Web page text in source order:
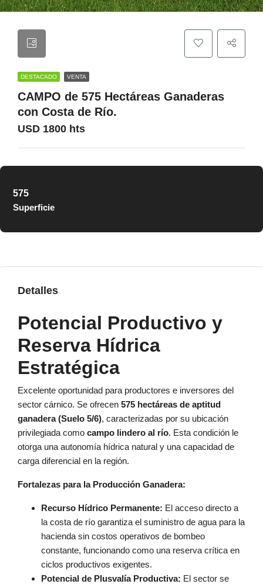
DESTACADO VENTA
CAMPO de 575 Hectáreas Ganaderas
con Costa de Río.
USD 1800 hts
575
Superficie
Detalles
Potencial Productivo y
Reserva Hídrica
Estratégica
Excelente oportunidad para productores e inversores del
sector cárnico. Se ofrecen 575 hectáreas de aptitud
ganadera (Suelo 5/6), caracterizadas por su ubicación
privilegiada como campo lindero al río. Esta condición le
otorga una autonomía hídrica natural y una capacidad de
carga diferencial en la región.
Fortalezas para la Producción Ganadera:
Recurso Hídrico Permanente: El acceso directo a
la costa de río garantiza el suministro de agua para la
hacienda sin costos operativos de bombeo
constante, funcionando como una reserva crítica en
ciclos productivos exigentes.
Potencial de Plusvalía Productiva: El sector se